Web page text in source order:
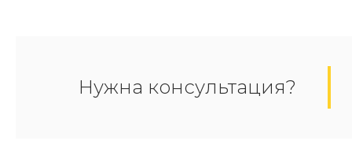
Нужна консультация?